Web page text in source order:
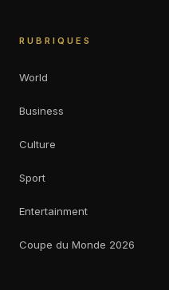
RUBRIQUES
World
Business
Culture
Sport
Entertainment
Coupe du Monde 2026